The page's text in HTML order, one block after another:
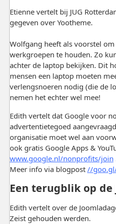
Etienne vertelt bij JUG
gegeven over Yootheme.
Wolfgang heeft als voorstel
werkgroepen te houden. Zo
achter de laptop bekijken. Dit
mensen een laptop moeten
verlengsnoeren nodig (die de
nemen het echter wel mee!
Edith vertelt dat Google voor
advertentietegoed
organisatie moet wel aan
ook gratis Google Apps &
www.google.nl/nonprofits/join
Meer info via blogpost //
Een terugblik op de
Edith vertelt over de
Zeist gehouden werden.